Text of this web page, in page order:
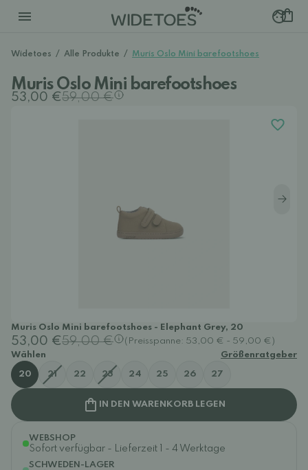
Widetoes / Alle Produkte / Muris Oslo Mini barefootshoes
Muris Oslo Mini barefootshoes
53,00 €59,00 €
Muris Oslo Mini barefootshoes - Elephant Grey, 20
53,00 €59,00 €
(Preisspanne: 53,00 € - 59,00 €)
Wählen
Größenratgeber
20 21 22 23 24 25 26 27
IN DEN WARENKORB LEGEN
WEBSHOP
Sofort verfügbar - Lieferzeit 1 - 4 Werktage
SCHWEDEN-LAGER